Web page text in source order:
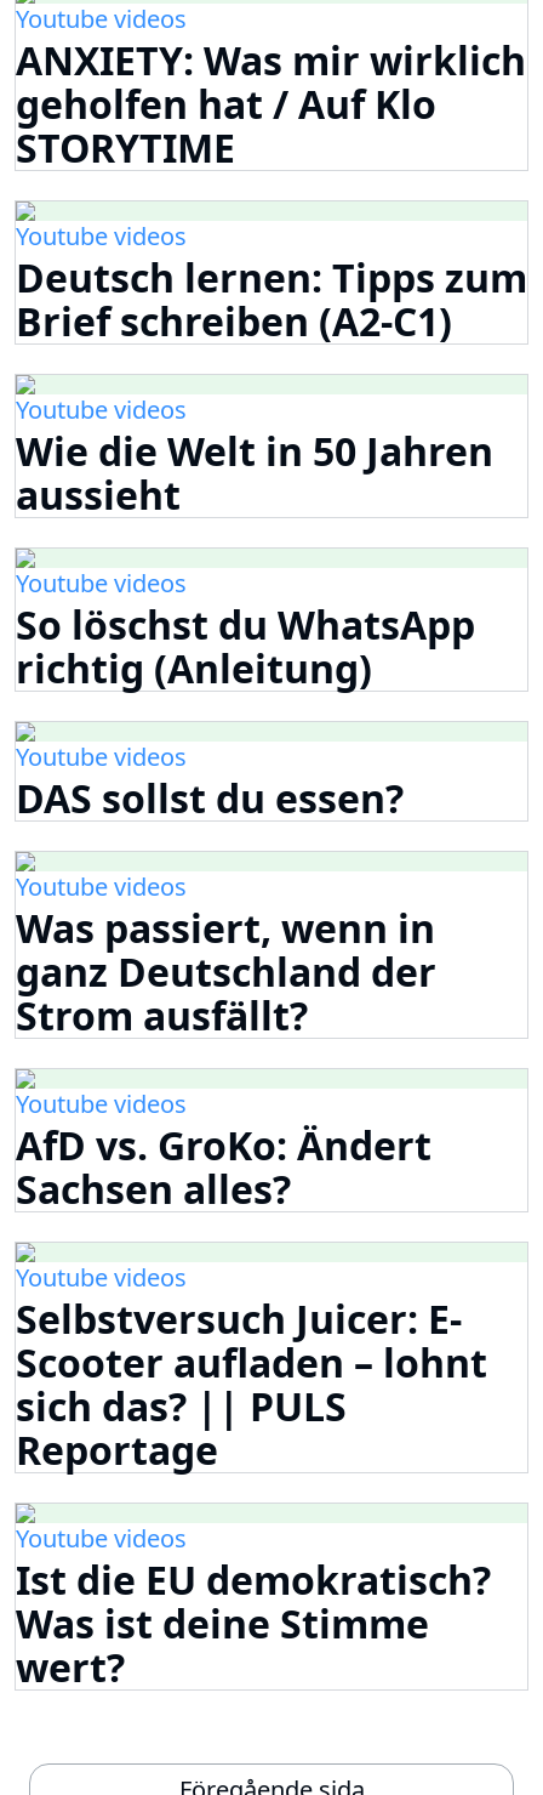
Youtube videos
ANXIETY: Was mir wirklich
geholfen hat / Auf Klo
STORYTIME
Youtube videos
Deutsch lernen: Tipps zum
Brief schreiben (A2-C1)
Youtube videos
Wie die Welt in 50 Jahren
aussieht
Youtube videos
So löschst du WhatsApp
richtig (Anleitung)
Youtube videos
DAS sollst du essen?
Youtube videos
Was passiert, wenn in
ganz Deutschland der
Strom ausfällt?
Youtube videos
AfD vs. GroKo: Ändert
Sachsen alles?
Youtube videos
Selbstversuch Juicer: E-
Scooter aufladen – lohnt
sich das? || PULS
Reportage
Youtube videos
Ist die EU demokratisch?
Was ist deine Stimme
wert?